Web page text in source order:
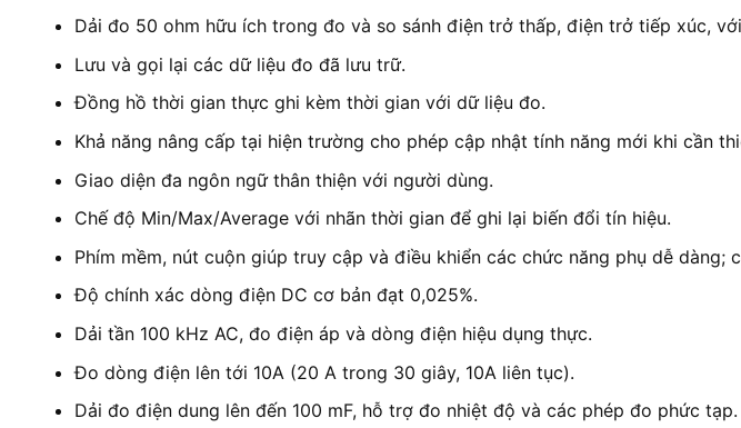
Dải đo 50 ohm hữu ích trong đo và so sánh điện trở thấp, điện trở tiếp xúc,
Lưu và gọi lại các dữ liệu đo đã lưu trữ.
Đồng hồ thời gian thực ghi kèm thời gian với dữ liệu đo.
Khả năng nâng cấp tại hiện trường cho phép cập nhật tính năng mới khi cần
Giao diện đa ngôn ngữ thân thiện với người dùng.
Chế độ Min/Max/Average với nhãn thời gian để ghi lại biến đổi tín hiệu.
Phím mềm, nút cuộn giúp truy cập và điều khiển các chức năng phụ dễ dàng;
Độ chính xác dòng điện DC cơ bản đạt 0,025%.
Dải tần 100 kHz AC, đo điện áp và dòng điện hiệu dụng thực.
Đo dòng điện lên tới 10A (20 A trong 30 giây, 10A liên tục).
Dải đo điện dung lên đến 100 mF, hỗ trợ đo nhiệt độ và các phép đo phức tạp.